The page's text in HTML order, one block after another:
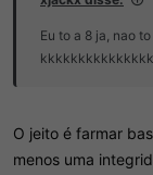
Eu to a 8 ja, nao
O jeito é farmar
menos uma